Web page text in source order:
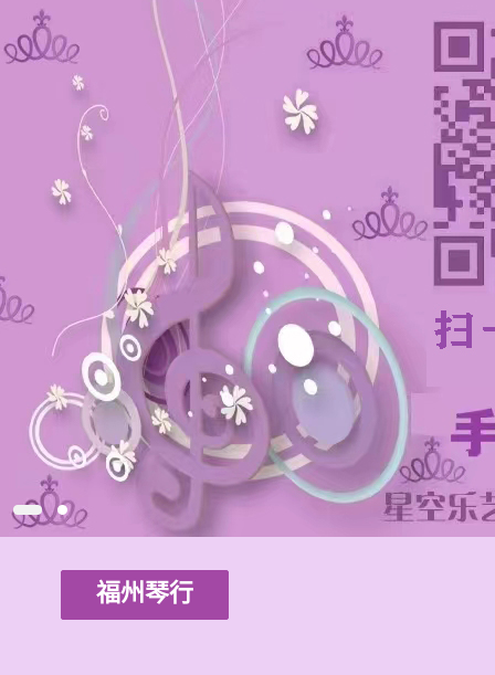
福州琴行